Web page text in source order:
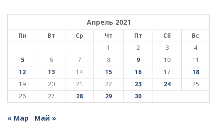
Апрель 2021
Пн Вт Ср Чт Пт Сб
Вс
1
2 3
4
5
6 7 8 9 10
11
12
13 14 15 16 17
18
19
20 21 22 23 24
25
26
27 28 29 30
« Мар Май »